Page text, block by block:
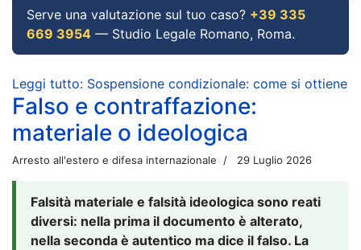
Serve una valutazione sul tuo caso? +39 335
669 3954 — Studio Legale Romano, Roma.
Leggi tutto: Sospensione condizionale: come si ottiene
Falso e contraffazione:
materiale o ideologica
Arresto all'estero e difesa internazionale 29 Luglio 2026
Falsità materiale e falsità ideologica sono reati
diversi: nella prima il documento è alterato,
nella seconda è autentico ma dice il falso. La